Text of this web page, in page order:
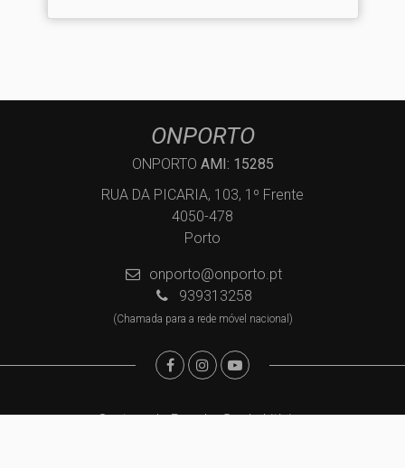
ONPORTO
ONPORTO AMI: 15285
RUA DA PICARIA, 103, 1º Frente
4050-478
Porto
onporto@onporto.pt
939313258
(Chamada para a rede móvel nacional)
Centros de Resolução de Litígios